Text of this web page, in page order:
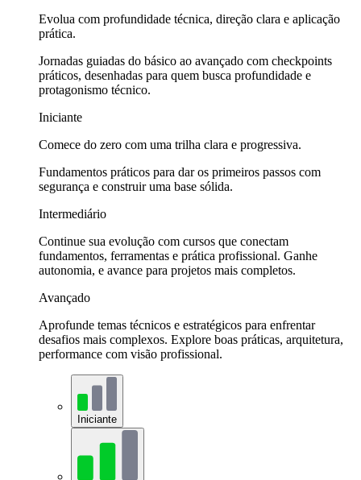
Evolua com profundidade técnica, direção clara e aplicação
prática.
Jornadas guiadas do básico ao avançado com checkpoints
práticos, desenhadas para quem busca profundidade e
protagonismo técnico.
Iniciante
Comece do zero com uma trilha clara e progressiva.
Fundamentos práticos para dar os primeiros passos com
segurança e construir uma base sólida.
Intermediário
Continue sua evolução com cursos que conectam
fundamentos, ferramentas e prática profissional. Ganhe
autonomia, e avance para projetos mais completos.
Avançado
Aprofunde temas técnicos e estratégicos para enfrentar
desafios mais complexos. Explore boas práticas, arquitetura,
performance com visão profissional.
Iniciante